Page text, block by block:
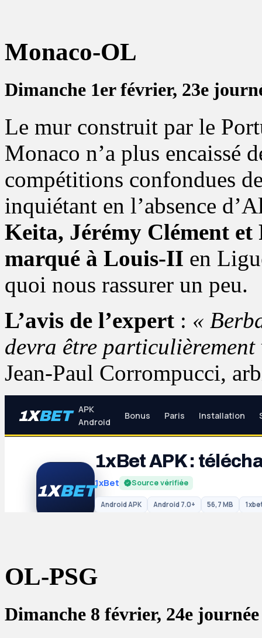
Monaco-OL
Dimanche 1er février, 23e
Le mur construit par le
Monaco n’a plus encaissé
compétitions confondues
inquiétant en l’absence
Keita, Jérémy Clément
marqué à Louis-II en
quoi nous rassurer un peu.
L’avis de l’expert : «
devra être
Jean-Paul Corrompucci,
OL-PSG
Dimanche 8 février, 24e